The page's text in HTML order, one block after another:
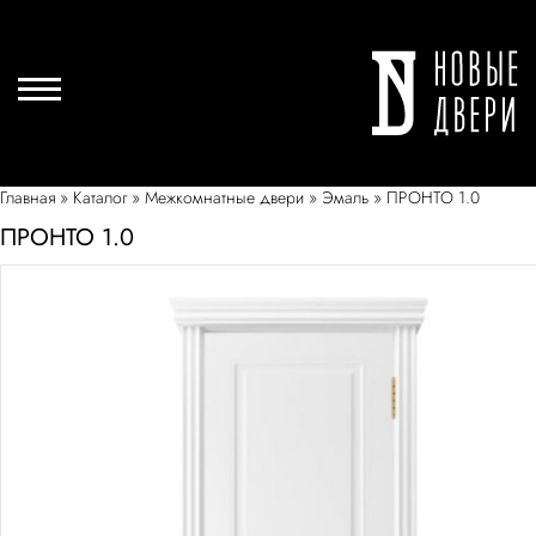
Главная » Каталог» Межкомнатные двери » Эмаль » ПРОНТО 1.0
ПРОНТО 1.0